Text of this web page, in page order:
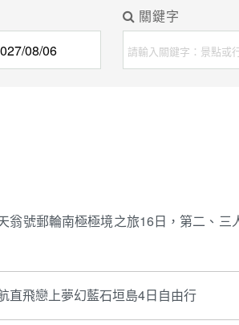
關鍵字
翁號郵輪南極極境之旅16日，第二、三
直飛戀上夢幻藍石垣島4日自由行